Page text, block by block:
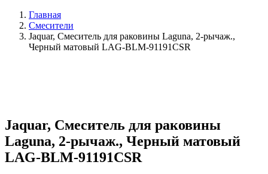
Главная
Смесители
Jaquar, Смеситель для раковины Laguna, 2-рычаж.,
Черный матовый LAG-BLM-91191CSR
Jaquar, Смеситель для раковины
Laguna, 2-рычаж., Черный матовый
LAG-BLM-91191CSR